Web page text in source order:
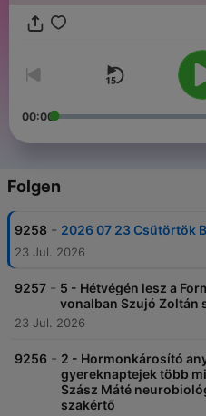
00:00
Folgen
9258 - 2026 07 23 Csütörtök
23 Jul. 2026
9257 - 5 - Hétvégén lesz a
vonalban Szujó
23 Jul. 2026
9256 - 2 - Hormonkárosító
gyereknaptejek több
Szász Máté
szakértő